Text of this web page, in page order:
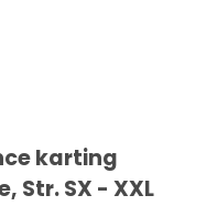
karting
SX - XXL